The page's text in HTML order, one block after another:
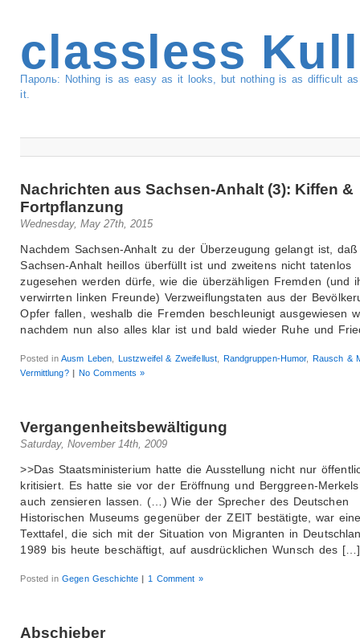
classless
Пароль: Nothing is as easy as it looks, but nothing is as difficult
it.
Nachrichten aus Sachsen-Anhalt (3): Kiffen &
Fortpflanzung
Wednesday, May 27th, 2015
Nachdem Sachsen-Anhalt zu der Überzeugung gelangt ist,
Sachsen-Anhalt heillos überfüllt ist und zweitens nicht tatenlos
zugesehen werden dürfe, wie die überzähligen Fremden (und
verwirrten linken Freunde) Verzweiflungstaten aus der
Opfer fallen, weshalb die Fremden beschleunigt ausgewiesen
nachdem nun also alles klar ist und bald wieder Ruhe und
Posted inAusm Leben Lustzweifel & Zweifellust Randgruppen-Humor, Rausch &
Vermittlung? | No Comments »
Vergangenheitsbewältigung
Saturday, November 14th, 2009
>>Das Staatsministerium hatte die Ausstellung nicht nur
kritisiert. Es hatte sie vor der Eröffnung und Berggreen-
auch zensieren lassen. (…) Wie der Sprecher des Deutschen
Historischen Museums gegenüber der ZEIT bestätigte, war
Texttafel, die sich mit der Situation von Migranten in
1989 bis heute beschäftigt, auf ausdrücklichen Wunsch des […]
Posted inGegen Geschichte | 1 Comment »
Abschieber